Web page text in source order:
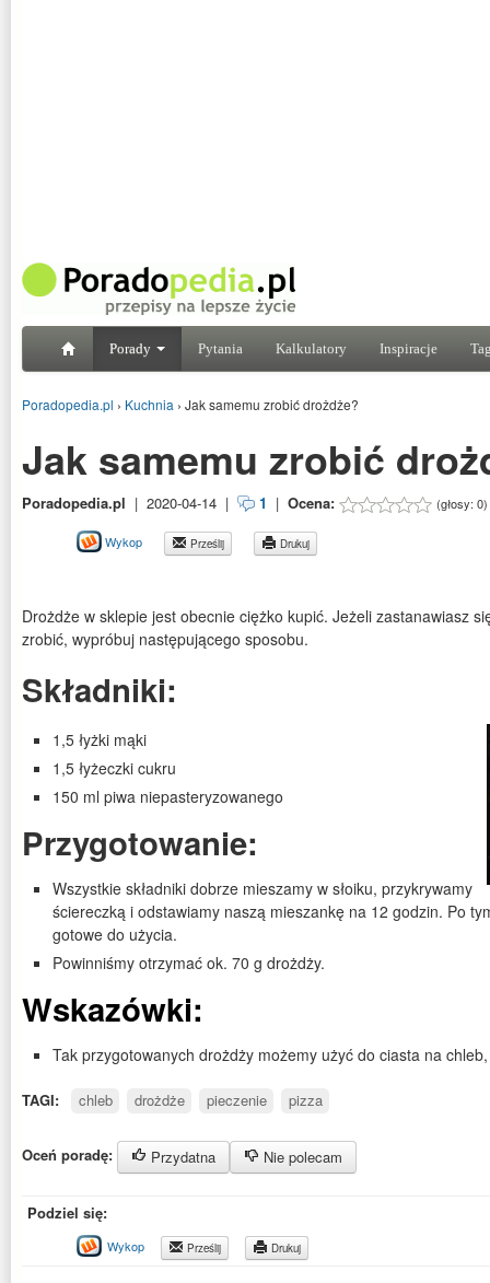
Porady Pytania Kalkulatory Inspiracje
Poradopedia.pl › Kuchnia › Jak samemu zrobić drożdże?
Jak samemu zrobić
Poradopedia.pl | 2020-04-14 | 1 | Ocena: (głosy: 0)
Wykop Prześlij Drukuj
Drożdże w sklepie jest obecnie ciężko kupić. Jeżeli zastanawiasz
zrobić, wypróbuj następującego sposobu.
Składniki:
1,5 łyżki mąki
1,5 łyżeczki cukru
150 ml piwa niepasteryzowanego
Przygotowanie:
Wszystkie składniki dobrze mieszamy w słoiku, przykrywamy
ściereczką i odstawiamy naszą mieszankę na 12 godzin. Po
gotowe do użycia.
Powinniśmy otrzymać ok. 70 g drożdży.
Wskazówki:
Tak przygotowanych drożdży możemy użyć do ciasta na
TAGI: chleb drożdże pieczenie pizza
Oceń poradę: Przydatna Nie polecam
Podziel się:
Wykop Prześlij Drukuj